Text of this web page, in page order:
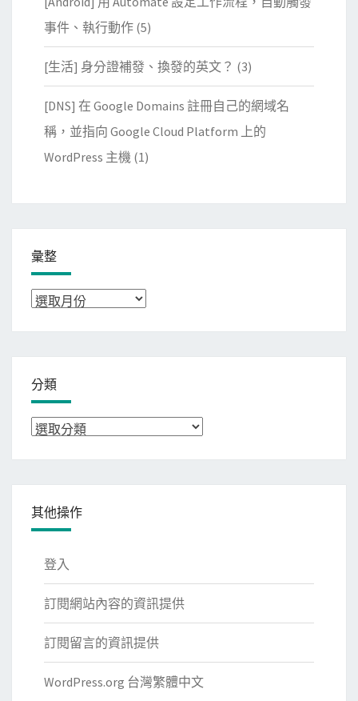
事件、執行動作 (5)
[生活] 身分證補發、換發的英文？ (3)
[DNS] 在 Google Domains 註冊自己的網域名
稱，並指向 Google Cloud Platform 上的
WordPress 主機 (1)
彙整
彙
分類
分
其他操作
登入
訂閱網站內容的資訊提供
訂閱留言的資訊提供
WordPress.org 台灣繁體中文